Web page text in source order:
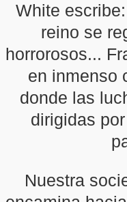
White
reino se
horrorosos...
en inmenso
donde las
dirigidas
Nuestra